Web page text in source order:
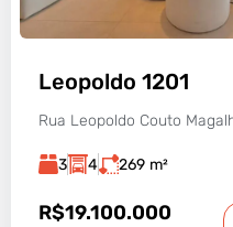
Leopoldo 1201
3 4 269 m²
R$19.100.000